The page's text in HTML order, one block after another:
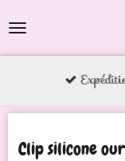
Clip silicone